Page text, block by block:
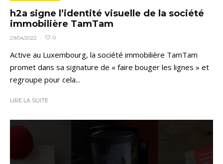
h2a signe l’identité visuelle de la société
immobilière TamTam
29/04/2022 · 0
Active au Luxembourg, la société immobilière TamTam
promet dans sa signature de « faire bouger les lignes » et
regroupe pour cela...
LIRE LA SUITE